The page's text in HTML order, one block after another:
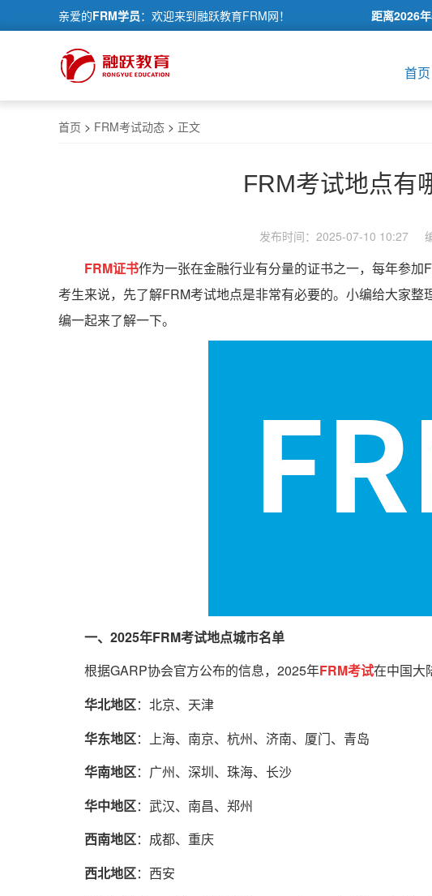
亲爱的FRM学员：欢迎来到融跃教育FRM网！ 距离2026
首页
首页 > FRM考试动态 > 正文
FRM考试地点有
发布时间：2025-07-10 10:27
FRM证书作为一张在金融行业有分量的证书之一，每年参
考生来说，先了解FRM考试地点是非常有必要的。小编给大家
编一起来了解一下。
一、2025年FRM考试地点城市名单
根据GARP协会官方公布的信息，2025年FRM考试在中国大
华北地区：北京、天津
华东地区：上海、南京、杭州、济南、厦门、青岛
华南地区：广州、深圳、珠海、长沙
华中地区：武汉、南昌、郑州
西南地区：成都、重庆
西北地区：西安